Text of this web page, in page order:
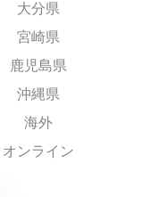
大分県
宮崎県
鹿児島県
沖縄県
海外
オンライン